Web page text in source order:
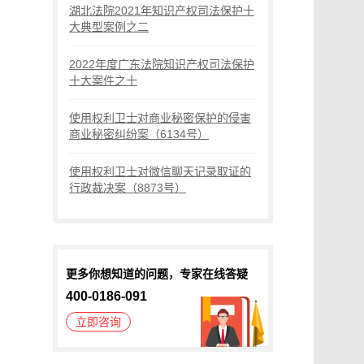
湖北法院2021年知识产权司法保护十
大典型案例之二
2022年度广东法院知识产权司法保护
十大案件之十
使用权利卫士对商业秘密保护的侵害
商业秘密纠纷案（6134号）
使用权利卫士对微信聊天记录取证的
行政裁决案（8873号）
更多你想知道的问题，专家在线答疑
400-0186-091
立即咨询